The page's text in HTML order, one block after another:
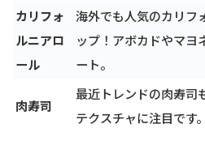
カリフォ
ルニアロ
ール
海外でも人気のカリフ
ップ！アボカドやマヨ
ート。
肉寿司
最近トレンドの肉寿司
テクスチャに注目です。